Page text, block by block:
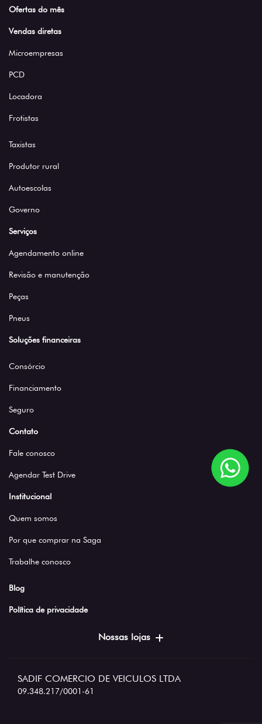
Ofertas do mês
Vendas diretas
Microempresas
PCD
Locadora
Frotistas
Taxistas
Produtor rural
Autoescolas
Governo
Serviços
Agendamento online
Revisão e manutenção
Peças
Pneus
Soluções financeiras
Consórcio
Financiamento
Seguro
Contato
Fale conosco
Agendar Test Drive
Institucional
Quem somos
Por que comprar na Saga
Trabalhe conosco
Blog
Política de privacidade
Nossas lojas
SADIF COMERCIO DE VEICULOS LTDA
09.348.217/0001-61